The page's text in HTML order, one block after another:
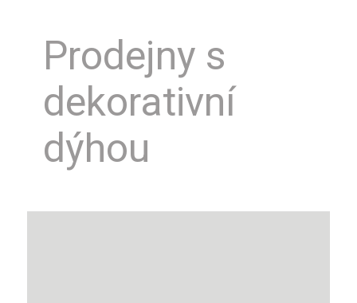
Prodejny s
dekorativní
dýhou